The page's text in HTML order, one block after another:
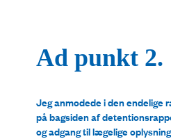
Ad punkt 2.
Jeg anmodede i den
på bagsiden af
og adgang til lægelige